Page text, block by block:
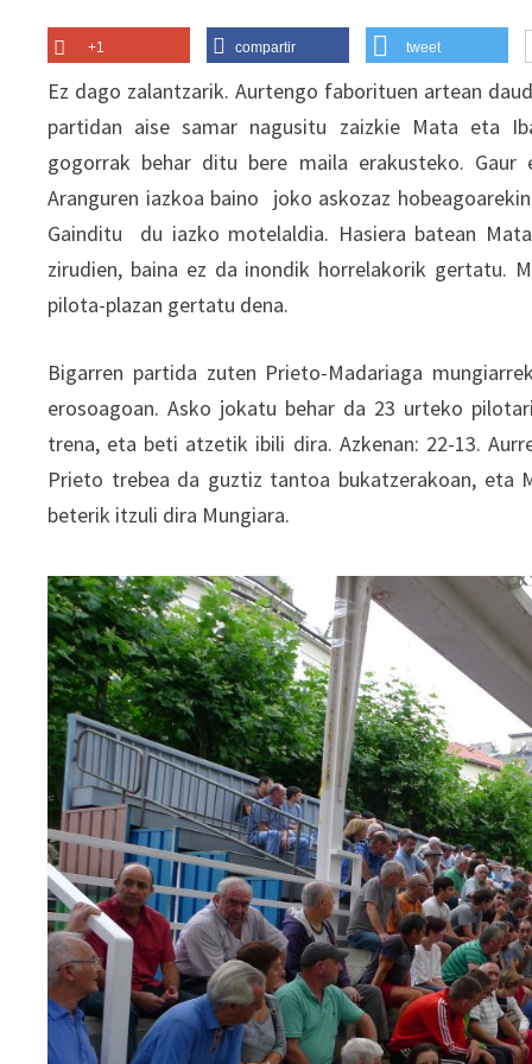
+1 compartir tweet
Ez dago zalantzarik. Aurtengo faborituen artean
partidan aise samar nagusitu zaizkie Mata eta
gogorrak behar ditu bere maila erakusteko.
Aranguren iazkoa baino joko askozaz
Gainditu du iazko motelaldia. Hasiera batean
zirudien, baina ez da inondik horrelakorik gertatu.
pilota-plazan gertatu dena.
Bigarren partida zuten Prieto-Madariaga
erosoagoan. Asko jokatu behar da 23 urteko
trena, eta beti atzetik ibili dira. Azkenan: 22-13.
Prieto trebea da guztiz tantoa bukatzerakoan, eta
beterik itzuli dira Mungiara.